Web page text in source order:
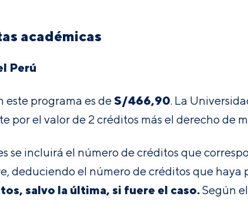
académicas
Perú
este programa es deS/466,90. La
por el valor de 2 créditos más el derecho de
se incluirá el número de créditos que
deduciendo el número de créditos que haya
salvo la última, si fuere el caso.Según el